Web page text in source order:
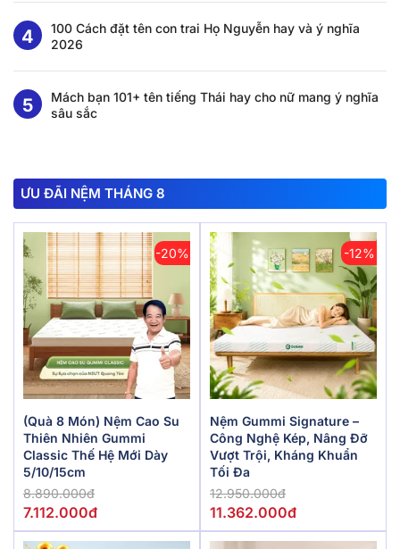
100 Cách đặt tên con trai Họ Nguyễn hay và ý nghĩa
2026
Mách bạn 101+ tên tiếng Thái hay cho nữ mang ý nghĩa
sâu sắc
ƯU ĐÃI NỆM THÁNG 8
-20%
(Quà 8 Món) Nệm Cao Su
Thiên Nhiên Gummi
Classic Thế Hệ Mới Dày
5/10/15cm
8.890.000đ
7.112.000đ
-12%
Nệm Gummi Signature –
Công Nghệ Kép, Nâng Đỡ
Vượt Trội, Kháng Khuẩn
Tối Đa
12.950.000đ
11.362.000đ